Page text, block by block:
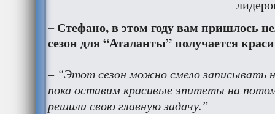
– Стефано, в этом году вам пришлось
сезон для “Аталанты” получается
– “Этот сезон можно смело записывать
пока оставим красивые эпитеты на
решили свою главную задачу.”